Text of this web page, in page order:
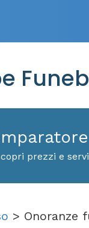
prezzi e
> Onoranze